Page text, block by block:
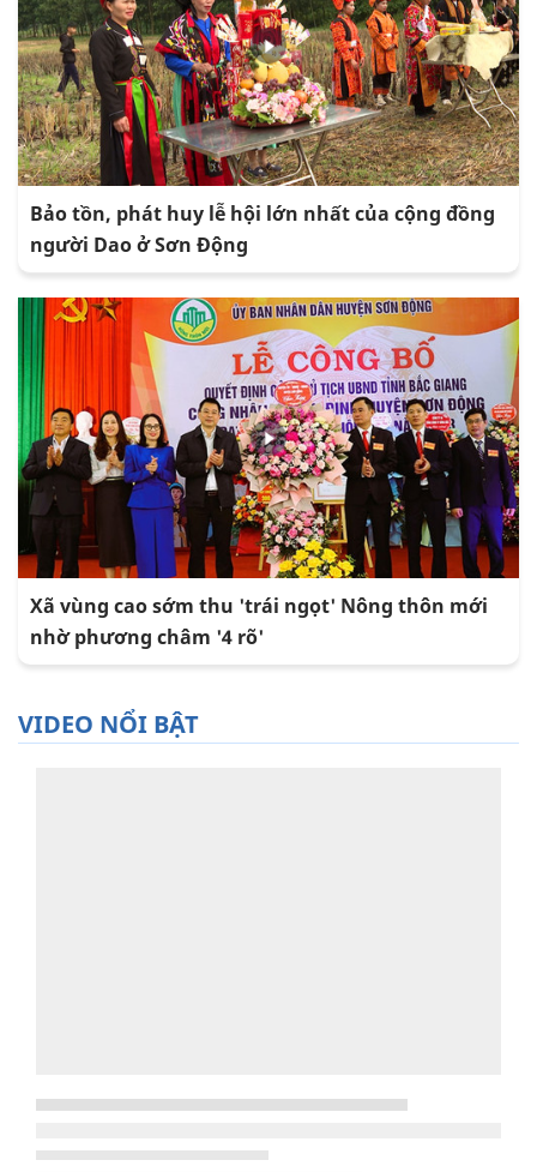
Bảo tồn, phát huy lễ hội lớn nhất của cộng đồng
người Dao ở Sơn Động
Xã vùng cao sớm thu 'trái ngọt' Nông thôn mới
nhờ phương châm '4 rõ'
VIDEO NỔI BẬT